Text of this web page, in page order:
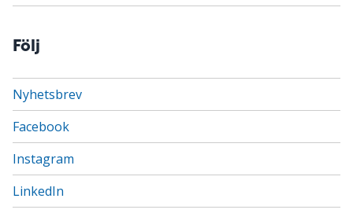
Följ
Nyhetsbrev
Facebook
Instagram
LinkedIn